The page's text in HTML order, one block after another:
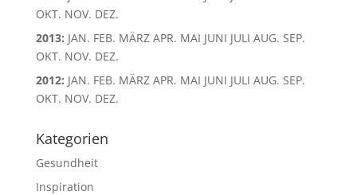
OKT. NOV. DEZ.
2013: JAN. FEB. MÄRZ APR. MAI JUNI JULI AUG. SEP.
OKT. NOV. DEZ.
2012: JAN. FEB. MÄRZ APR. MAI JUNI JULI AUG. SEP.
OKT. NOV. DEZ.
Kategorien
Gesundheit
Inspiration